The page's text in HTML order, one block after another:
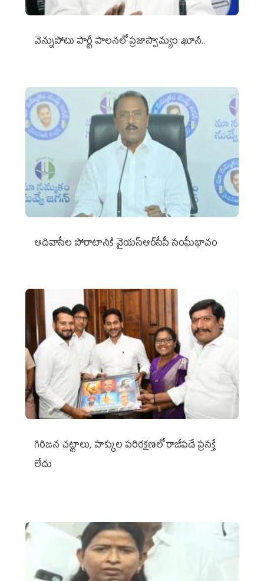
వెన్నుపోటు పార్టీ పాలనలో ప్రజాస్వామ్యం ఖూనీ..
ఆదివాసీల పోరాటానికి వైయ‌స్ఆర్‌సీపీ సంఘీభావం
గిరిజన చట్టాలు, హక్కుల పరిరక్షణలో రాజీపడే ప్రసక్తే
లేదు